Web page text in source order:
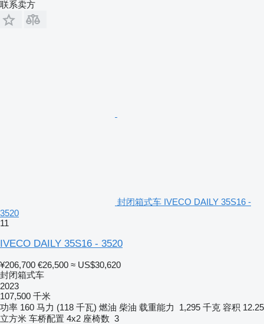
联系卖方
封闭箱式车 IVECO DAILY 35S16 -
3520
11
IVECO DAILY 35S16 - 3520
¥206,700 €26,500 ≈ US$30,620
封闭箱式车
2023
107,500 千米
功率 160 马力 (118 千瓦) 燃油 柴油 载重能力 1,295 千克 容积 12.25
立方米 车桥配置 4x2 座椅数 3